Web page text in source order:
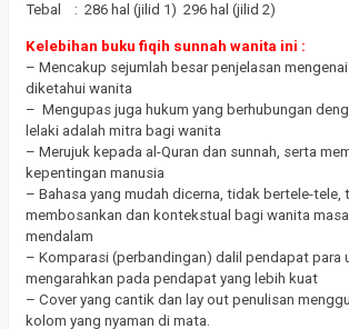
Tebal : 286 hal (jilid 1) 296 hal (jilid 2)
Kelebihan buku fiqih sunnah wanita ini :
– Mencakup sejumlah besar penjelasan
diketahui wanita
– Mengupas juga hukum yang berhubungan
lelaki adalah mitra bagi wanita
– Merujuk kepada al-Quran dan sunnah, serta
kepentingan manusia
– Bahasa yang mudah dicerna, tidak bertele-tele,
membosankan dan kontekstual bagi wanita
mendalam
– Komparasi (perbandingan) dalil pendapat para
mengarahkan pada pendapat yang lebih kuat
– Cover yang cantik dan lay out penulisan
kolom yang nyaman di mata.